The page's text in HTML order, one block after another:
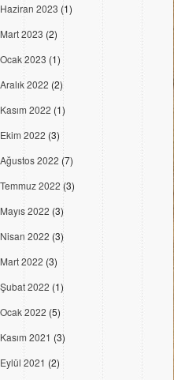
Haziran 2023 (1)
Mart 2023 (2)
Ocak 2023 (1)
Aralık 2022 (2)
Kasım 2022 (1)
Ekim 2022 (3)
Ağustos 2022 (7)
Temmuz 2022 (3)
Mayıs 2022 (3)
Nisan 2022 (3)
Mart 2022 (3)
Şubat 2022 (1)
Ocak 2022 (5)
Kasım 2021 (3)
Eylül 2021 (2)